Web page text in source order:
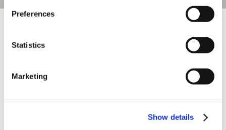
Preferences
Statistics
Marketing
Show details